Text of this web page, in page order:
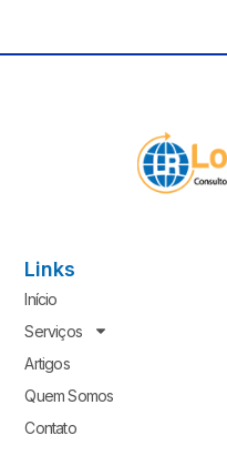
Links
Início
Serviços
Artigos
Quem Somos
Contato